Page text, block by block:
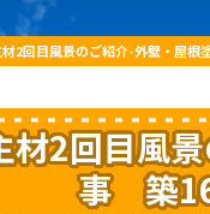
2回目風景のご紹介-外壁・屋
2回目風
事 築